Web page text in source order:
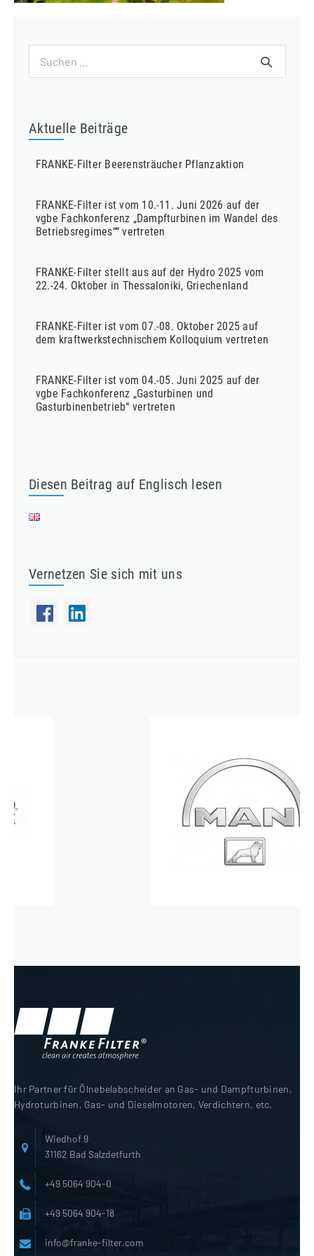
nach:
Aktuelle Beiträge
FRANKE-Filter Beerensträucher Pflanzaktion
FRANKE-Filter ist vom 10.-11. Juni 2026 auf der
vgbe Fachkonferenz „Dampfturbinen im Wandel des
Betriebsregimes““ vertreten
FRANKE-Filter stellt aus auf der Hydro 2025 vom
22.-24. Oktober in Thessaloniki, Griechenland
FRANKE-Filter ist vom 07.-08. Oktober 2025 auf
dem kraftwerkstechnischem Kolloquium vertreten
FRANKE-Filter ist vom 04.-05. Juni 2025 auf der
vgbe Fachkonferenz „Gasturbinen und
Gasturbinenbetrieb“ vertreten
Diesen Beitrag auf Englisch lesen
Vernetzen Sie sich mit uns
Ihr Partner für Ölnebelabscheider an Gas- und Dampfturbinen,
Hydroturbinen, Gas- und Dieselmotoren, Verdichtern, etc.
Wiedhof 9
31162 Bad Salzdetfurth
+49 5064 904-0
+49 5064 904-18
info@franke-filter.com